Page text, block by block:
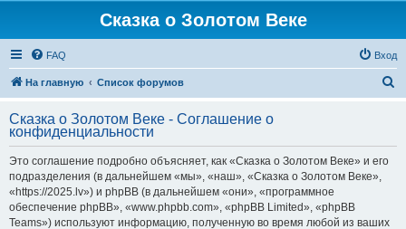
Сказка о Золотом Веке
FAQ Вход
На главную Список форумов
с
Сказка о Золотом Веке - Соглашение о
конфиденциальности
Это соглашение подробно объясняет, как «Сказка о Золотом Веке» и его
подразделения (в дальнейшем «мы», «наш», «Сказка о Золотом Веке»,
«https://2025.lv») и phpBB (в дальнейшем «они», «программное
обеспечение phpBB», «www.phpbb.com», «phpBB Limited», «phpBB
Teams») используют информацию, полученную во время любой из ваших